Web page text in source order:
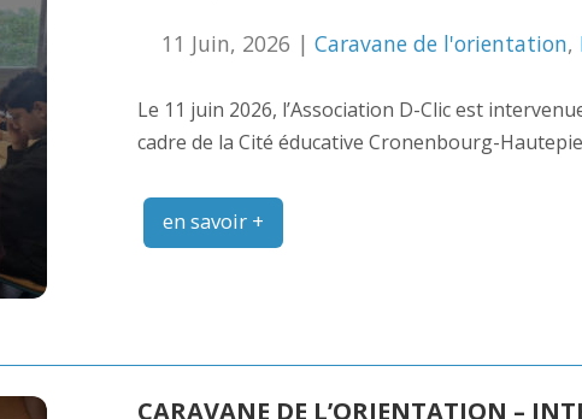
11 Juin, 2026 | Caravane de l'orientation,
Le 11 juin 2026, l’Association D-Clic est
cadre de la Cité éducative Cronenbourg-
en savoir +
CARAVANE DE L’ORIENTATION –